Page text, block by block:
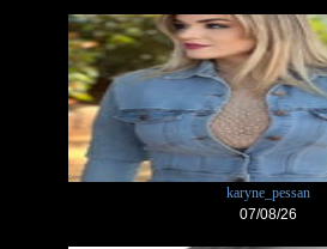
karyne_pessan
07/08/26